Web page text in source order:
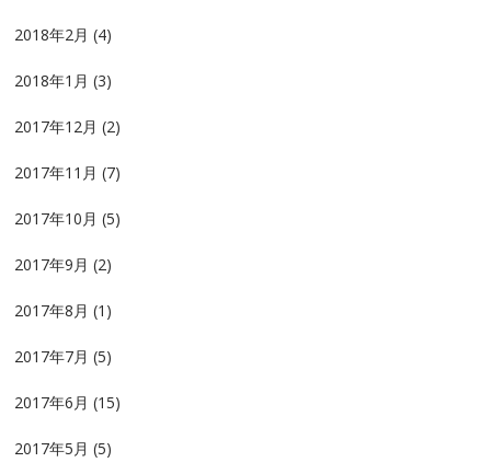
2018年2月 (4)
2018年1月 (3)
2017年12月 (2)
2017年11月 (7)
2017年10月 (5)
2017年9月 (2)
2017年8月 (1)
2017年7月 (5)
2017年6月 (15)
2017年5月 (5)